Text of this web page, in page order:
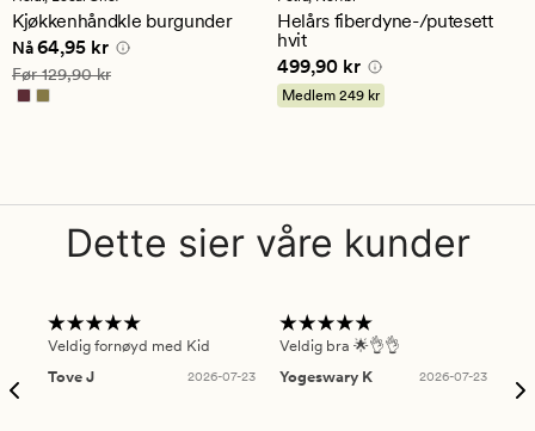
en
gjennomsnittlig
vurdering
på
5
Kjøkkenhåndkle burgunder
Nåværende pris
Nå64,95 kr
Vanlig pris 129,90 kr
Før129,90 kr
en
gjennomsnittlig
vurdering
på
4.5
Helårs fiberdyne-/putesett
hvit
Pris 499,90 kr
499,90 kr
Medlem 249 kr
Dette sier våre kunder
Veldig fornøyd med Kid
Tove J
2026-07-23
Veldig bra 🌟👌👌
Yogeswary K
2026-07-23